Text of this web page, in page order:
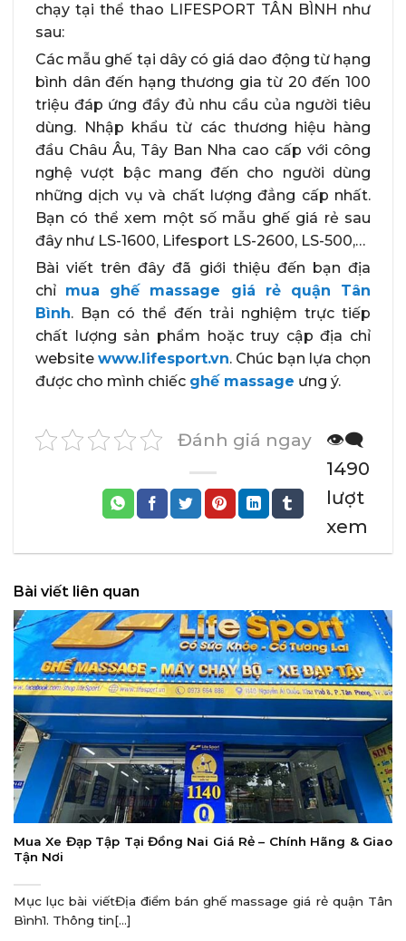
chạy tại thể thao LIFESPORT TÂN BÌNH như
sau:
Các mẫu ghế tại dây có giá dao động từ hạng
bình dân đến hạng thương gia từ 20 đến 100
triệu đáp ứng đầy đủ nhu cầu của người tiêu
dùng. Nhập khẩu từ các thương hiệu hàng
đầu Châu Âu, Tây Ban Nha cao cấp với công
nghệ vượt bậc mang đến cho người dùng
những dịch vụ và chất lượng đẳng cấp nhất.
Bạn có thể xem một số mẫu ghế giá rẻ sau
đây như LS-1600, Lifesport LS-2600, LS-500,…
Bài viết trên đây đã giới thiệu đến bạn địa
chỉ mua ghế massage giá rẻ quận Tân
Bình. Bạn có thể đến trải nghiệm trực tiếp
chất lượng sản phẩm hoặc truy cập địa chỉ
websitewww.lifesport.vn. Chúc bạn lựa chọn
được cho mình chiếc ghế massage ưng ý.
Đánh giá ngay
👁️‍🗨️
1490
lượt
xem
Bài viết liên quan
Mua Xe Đạp Tập Tại Đồng Nai Giá Rẻ – Chính Hãng & Giao
Tận Nơi
Mục lục bài viếtĐịa điểm bán ghế massage giá rẻ quận Tân
Bình1. Thông tin[...]